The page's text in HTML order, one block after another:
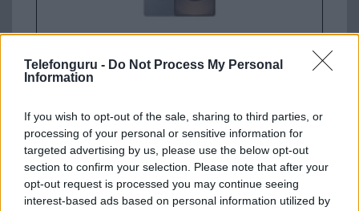
Telefonguru - Do Not Process My Personal
Information
If you wish to opt-out of the sale, sharing to third parties, or
processing of your personal or sensitive information for
targeted advertising by us, please use the below opt-out
section to confirm your selection. Please note that after your
opt-out request is processed you may continue seeing
interest-based ads based on personal information utilized by
350.000 Ft (új)
Samsung Galaxy A56